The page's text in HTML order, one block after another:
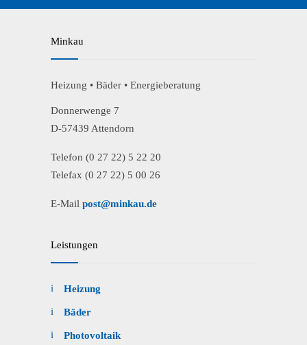
Minkau
Heizung • Bäder • Energieberatung
Donnerwenge 7
D-57439 Attendorn
Telefon (0 27 22) 5 22 20
Telefax (0 27 22) 5 00 26
E-Mail post@minkau.de
Leistungen
Heizung
Bäder
Photovoltaik